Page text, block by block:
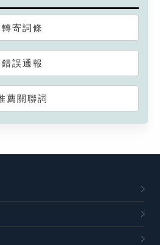
轉寄詞條
錯誤通報
薦關聯詞